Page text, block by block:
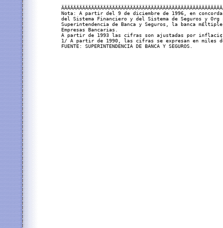
Nota: A partir del 9 de diciembre de 1996, en
del Sistema Financiero y del Sistema de Seguros y
Superintendencia de Banca y Seguros, la banca
Empresas Bancarias.
A partir de 1993 las cifras son ajustadas por inflaci¢n
1/ A partir de 1990, las cifras se expresan en miles